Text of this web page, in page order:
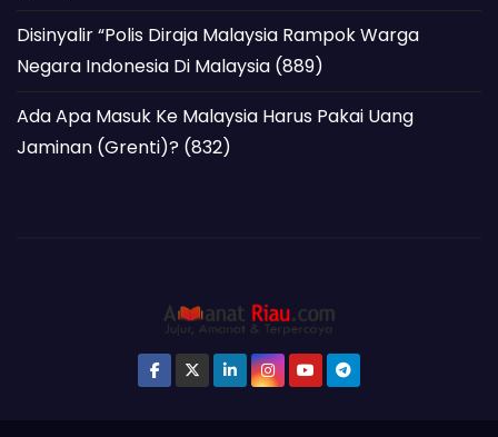
Disinyalir “Polis Diraja Malaysia Rampok Warga
Negara Indonesia Di Malaysia (889)
Ada Apa Masuk Ke Malaysia Harus Pakai Uang
Jaminan (Grenti)? (832)